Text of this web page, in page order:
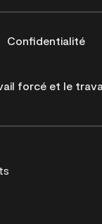
Confidentialité
forcé et le